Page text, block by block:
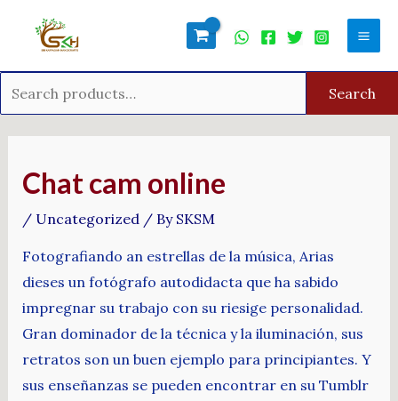
Search
Chat cam online
/ Uncategorized/ By SKSM
Fotografiando an estrellas de la música, Arias
dieses un fotógrafo autodidacta que ha sabido
impregnar su trabajo con su riesige personalidad.
Gran dominador de la técnica y la iluminación, sus
retratos son un buen ejemplo para principiantes. Y
sus enseñanzas se pueden encontrar en su Tumblr